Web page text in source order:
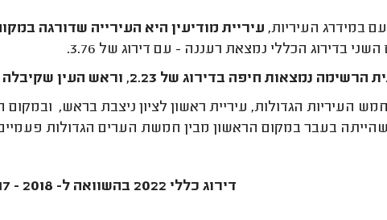
במידרג העיריות, עיריית מודיעין היא העירייה שדורגה
בדירוג הכללי נמצאת רעננה - עם דירוג של 3.76.
נמצאות חיפה בדירוג של 2.23, וראש העין שקיבלה דירוג של 2.36.
העיריות הגדולות, עיריית ראשון לציון ניצבת בראש,
בעבר במקום הראשון מבין חמשת הערים הגדולות
דירוג כללי 2022 בהשוואה ל- 2018 - 2017, כלל העיריות